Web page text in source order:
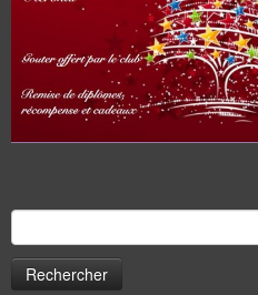
Rechercher :